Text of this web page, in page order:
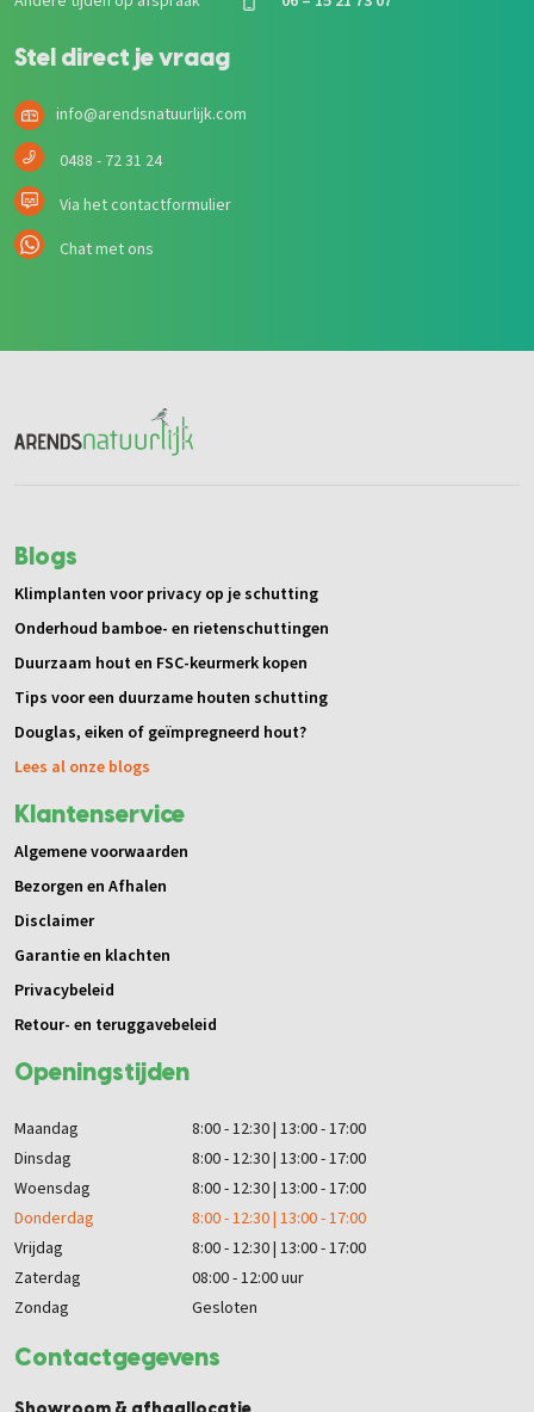
Stel direct je vraag
info@arendsnatuurlijk.com
0488 - 72 31 24
Via het contactformulier
Chat met ons
Contactgegevens
Openingstijden
Maandag
8:00 - 12:30 | 13:00 - 17:00
Dinsdag
8:00 - 12:30 | 13:00 - 17:00
Woensdag
8:00 - 12:30 | 13:00 - 17:00
Donderdag
8:00 - 12:30 | 13:00 - 17:00
Vrijdag
8:00 - 12:30 | 13:00 - 17:00
Zaterdag
08:00 - 12:00 uur
Zondag
Gesloten
Blogs
Klimplanten voor privacy op je schutting
Onderhoud bamboe- en rietenschuttingen
Duurzaam hout en FSC-keurmerk kopen
Tips voor een duurzame houten schutting
Douglas, eiken of geïmpregneerd hout?
Lees al onze blogs
Klantenservice
Algemene voorwaarden
Bezorgen en Afhalen
Disclaimer
Garantie en klachten
Privacybeleid
Retour- en teruggavebeleid